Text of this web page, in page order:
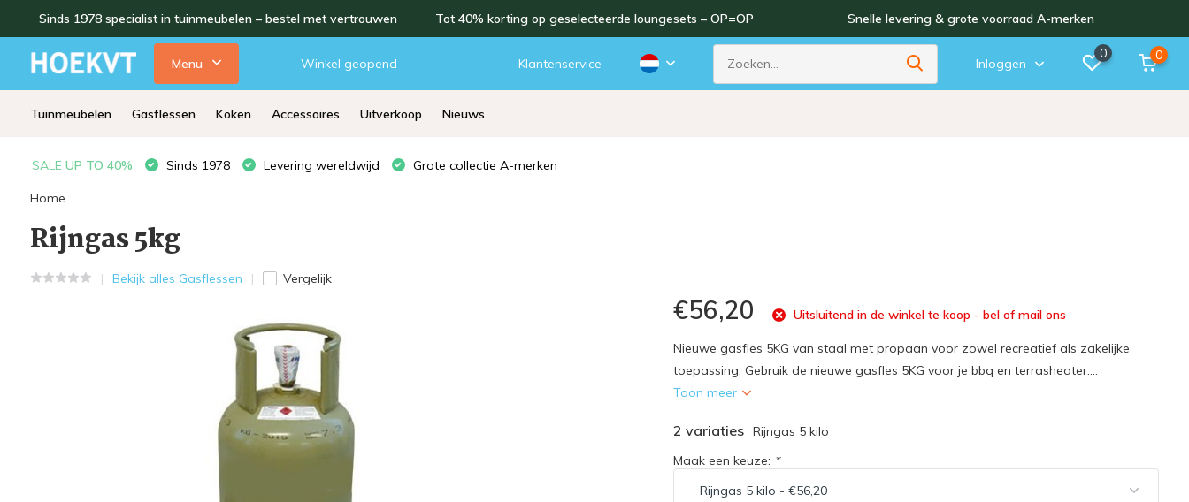
Sinds 1978 specialist in tuinmeubelen – bestel met vertrouwen Tot 40% korting op geselecteerde loungesets – OP=OP Snelle levering & grote voorraad A-merken
Menu Winkel geopend Klantenservice Inloggen
0 0
Tuinmeubelen Gasflessen Koken Accessoires Uitverkoop Nieuws
SALE UP TO 40% Sinds 1978 Levering wereldwijd Grote collectie A-merken
Home
Rijngas 5kg
Bekijk alles Gasflessen Vergelijk
€56,20 Uitsluitend in de winkel te koop - bel of mail ons
Nieuwe gasfles 5KG van staal met propaan voor zowel recreatief als zakelijke
toepassing. Gebruik de nieuwe gasfles 5KG voor je bbq en terrasheater....
Toon meer
2 variaties Rijngas 5 kilo
Maak een keuze: *